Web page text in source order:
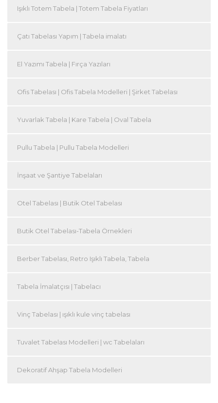
Işıklı Totem Tabela | Totem Tabela Fiyatları
Çatı Tabelası Yapım | Tabela imalatı
El Yazımı Tabela | Fırça Yazıları
Ofis Tabelası | Ofis Tabela Modelleri | Şirket Tabelası
Yuvarlak Tabela | Kare Tabela | Oval Tabela
Pullu Tabela | Pullu Tabela Modelleri
İnşaat ve Şantiye Tabelaları
Otel Tabelası | Butik Otel Tabelası
Butik Otel Tabelası-Tabela Örnekleri
Berber Tabelası, Retro Işıklı Tabela, Tabela
Tabela İmalatçısı | Tabelacı
Vinç Tabelası | ışıklı kule vinç tabelası
Tuvalet Tabelası Modelleri | wc Tabelaları
Dekoratif Ahşap Tabela Modelleri